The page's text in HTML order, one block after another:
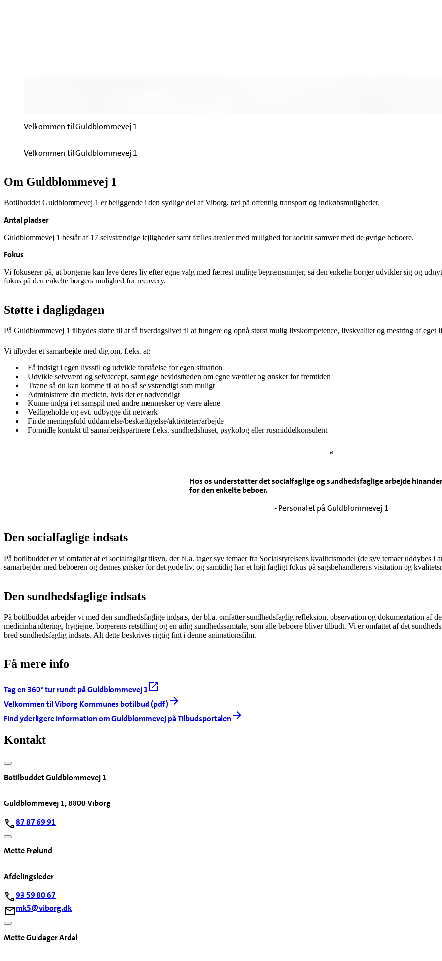
Velkommen til Guldblommevej 1
Velkommen til Guldblommevej 1
Om Guldblommevej 1
Botilbuddet Guldblommevej 1 er beliggende i den sydlige del af Viborg, tæt på offentlig transport og indkøbsmuligheder.
Antal pladser
Guldblommevej 1 består af 17 selvstændige lejligheder samt fælles arealer med mulighed for socialt samvær med de øvrige beboere.
Fokus
Vi fokuserer på, at borgerne kan leve deres liv efter egne valg med færrest mulige begrænsninger, så den enkelte borger udvikler sig og
fokus på den enkelte borgers mulighed for recovery.
Støtte i dagligdagen
På Guldblommevej 1 tilbydes støtte til at få hverdagslivet til at fungere og opnå størst mulig livskompetence, livskvalitet og mestring af eget
Vi tilbyder et samarbejde med dig om, f.eks. at:
Få indsigt i egen livsstil og udvikle forståelse for egen situation
Udvikle selvværd og selvaccept, samt øge bevidstheden om egne værdier og ønsker for fremtiden
Træne så du kan komme til at bo så selvstændigt som muligt
Administrere din medicin, hvis det er nødvendigt
Kunne indgå i et samspil med andre mennesker og være alene
Vedligeholde og evt. udbygge dit netværk
Finde meningsfuld uddannelse/beskæftigelse/aktiviteter/arbejde
Formidle kontakt til samarbejdspartnere f.eks. sundhedshuset, psykolog eller rusmiddelkonsulent
“
Hos os understøtter det socialfaglige og sundhedsfaglige arbejde
for den enkelte beboer.
- Personalet på Guldblommevej 1
Den socialfaglige indsats
På botilbuddet er vi omfattet af et socialfagligt tilsyn, der bl.a. tager syv temaer fra Socialstyrelsens kvalitetsmodel (de syv temaer uddybes
samarbejder med beboeren og dennes ønsker for det gode liv, og samtidig har et højt fagligt fokus på sagsbehandlerens visitation og
Den sundhedsfaglige indsats
På botilbuddet arbejder vi med den sundhedsfaglige indsats, der bl.a. omfatter sundhedsfaglig refleksion, observation og dokumentation af
medicinhåndtering, hygiejne, borgerens retstilling og en årlig sundhedssamtale, som alle beboere bliver tilbudt. Vi er omfattet af det
bred sundhedsfaglig indsats. Alt dette beskrives rigtig fint i denne animationsfilm.
Få mere info
Tag en 360° tur rundt på Guldblommevej 1
Velkommen til Viborg Kommunes botilbud (pdf)
Find yderligere information om Guldblommevej på Tilbudsportalen
Kontakt
Botilbuddet Guldblommevej 1
Guldblommevej 1, 8800 Viborg
87 87 69 91
Mette Frølund
Afdelingsleder
93 59 80 67
mk5@viborg.dk
Mette Guldager Ardal